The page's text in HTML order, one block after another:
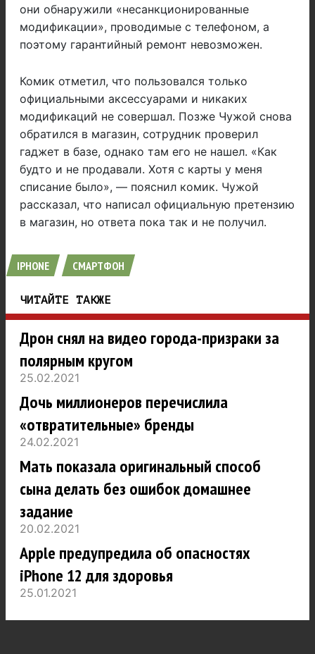
они обнаружили «несанкционированные
модификации», проводимые с телефоном, а
поэтому гарантийный ремонт невозможен.
Комик отметил, что пользовался только
официальными аксессуарами и никаких
модификаций не совершал. Позже Чужой снова
обратился в магазин, сотрудник проверил
гаджет в базе, однако там его не нашел. «Как
будто и не продавали. Хотя с карты у меня
списание было», — пояснил комик. Чужой
рассказал, что написал официальную претензию
в магазин, но ответа пока так и не получил.
IPHONE СМАРТФОН
ЧИТАЙТЕ ТАКЖЕ
Дрон снял на видео города-призраки за
полярным кругом
25.02.2021
Дочь миллионеров перечислила
«отвратительные» бренды
24.02.2021
Мать показала оригинальный способ
сына делать без ошибок домашнее
задание
20.02.2021
Apple предупредила об опасностях
iPhone 12 для здоровья
25.01.2021